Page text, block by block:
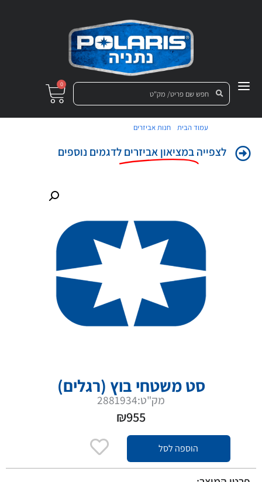
0
עמוד הבית /חנות אביזרים
לצפייהבמציאון אביזרים לדגמים נוספים
סט משטחי בוץ (רגלים)
מק"ט:2881934
₪955
הוספה לסל